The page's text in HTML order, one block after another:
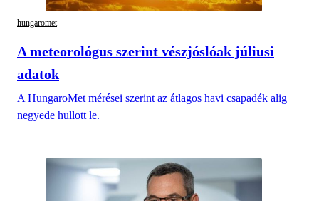
hungaromet
A meteorológus szerint vészjóslóak júliusi
adatok
A HungaroMet mérései szerint az átlagos havi csapadék alig
negyede hullott le.